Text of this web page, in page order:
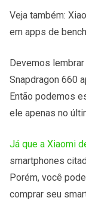
Veja também:
em apps de
Devemos
Snapdragon 660
Então podemos
ele apenas no
Já que a Xiaomi
smartphones
Porém, você
comprar seu